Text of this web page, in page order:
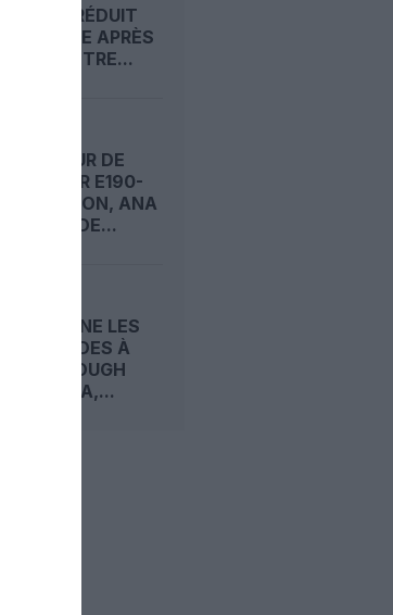
AIRLINES RÉDUIT
LA VOILURE APRÈS
UN SEMESTRE...
OPÉRATEUR DE
L’EMBRAER E190-
E2 AU JAPON, ANA
COMMANDE...
ADDITIONNE LES
COMMANDES À
FARNBOROUGH
AVEC ABRA,...